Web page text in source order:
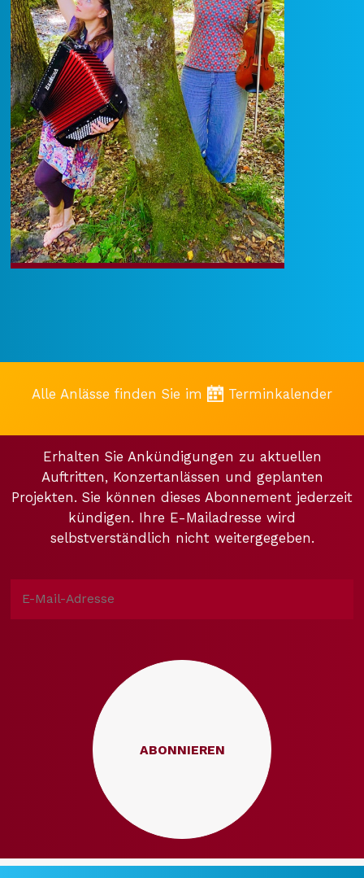
Alle Anlässe finden Sie im Terminkalender
Erhalten Sie Ankündigungen zu aktuellen
Auftritten, Konzertanlässen und geplanten
Projekten. Sie können dieses Abonnement jederzeit
kündigen. Ihre E-Mailadresse wird
selbstverständlich nicht weitergegeben.
ABONNIEREN